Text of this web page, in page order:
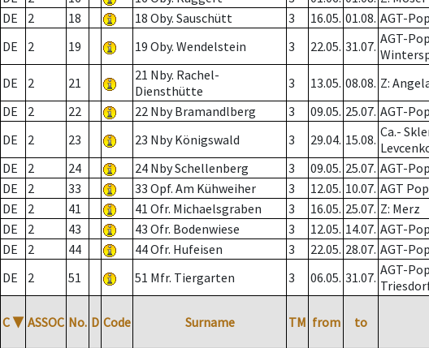
DE
2 18 18 Oby. Sauschütt 3 16.05. 01.08. AGT-
DE
2 19 19 Oby. Wendelstein 3 22.05. 31.07. AGT-
DE 2 21
21 Nby. Rachel-
Diensthütte
3 13.05. 08.08. Z:
DE
2 22 22 Nby Bramandlberg 3 09.05. 25.07. AGT-
DE
2 23 23 Nby Königswald 3 29.04. 15.08. Ca.-
DE
2 24 24 Nby Schellenberg 3 09.05. 25.07. AGT-
DE
2 33 33 Opf. Am Kühweiher 3 12.05. 10.07. AGT
DE
2 41 41 Ofr. Michaelsgraben 3 16.05. 25.07. Z: Merz
DE
2 43 43 Ofr. Bodenwiese 3 12.05. 14.07. AGT-
DE
2 44 44 Ofr. Hufeisen 3 22.05. 28.07. AGT-
DE
2 51 51 Mfr. Tiergarten 3 06.05. 31.07. AGT-
C ▼ ASSOC No. D Code Surname TM from to